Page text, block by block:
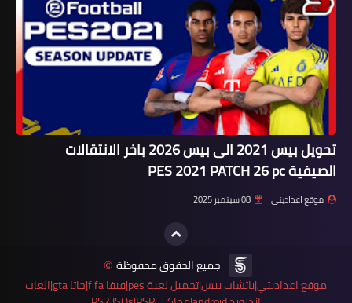
تحويل بيس 2021 الى بيس 2026 باخر الانتقالات
الصيفية PES 2021 PATCH 26 pc
موقع اعداديتي 08 سبتمبر 2025
جميع الحقوق محفوظة ©
موقع اعداديتي|باتشات بيس|تحميل لعبة pes|فيفا fifa|جاتا gta|العاب